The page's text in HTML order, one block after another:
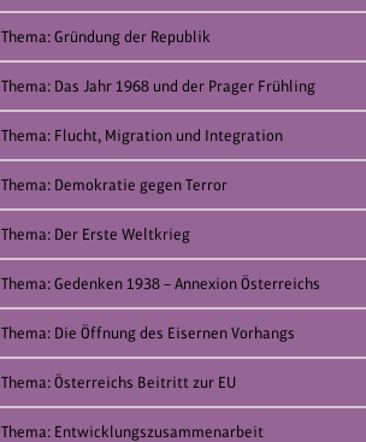
Thema: Gründung der Republik
Thema: Das Jahr 1968 und der Prager Frühling
Thema: Flucht, Migration und Integration
Thema: Demokratie gegen Terror
Thema: Der Erste Weltkrieg
Thema: Gedenken 1938 – Annexion Österreichs
Thema: Die Öffnung des Eisernen Vorhangs
Thema: Österreichs Beitritt zur EU
Thema: Entwicklungszusammenarbeit